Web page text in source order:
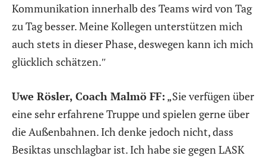
Kommunikation innerhalb des Teams wird von Tag
zu Tag besser. Meine Kollegen unterstützen mich
auch stets in dieser Phase, deswegen kann ich mich
glücklich schätzen.″
Uwe Rösler, Coach Malmö FF: „Sie verfügen über
eine sehr erfahrene Truppe und spielen gerne über
die Außenbahnen. Ich denke jedoch nicht, dass
Besiktas unschlagbar ist. Ich habe sie gegen LASK